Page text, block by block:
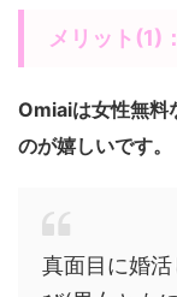
メリット(1)
Omiaiは女性無料
のが嬉しいです。
真面目に婚